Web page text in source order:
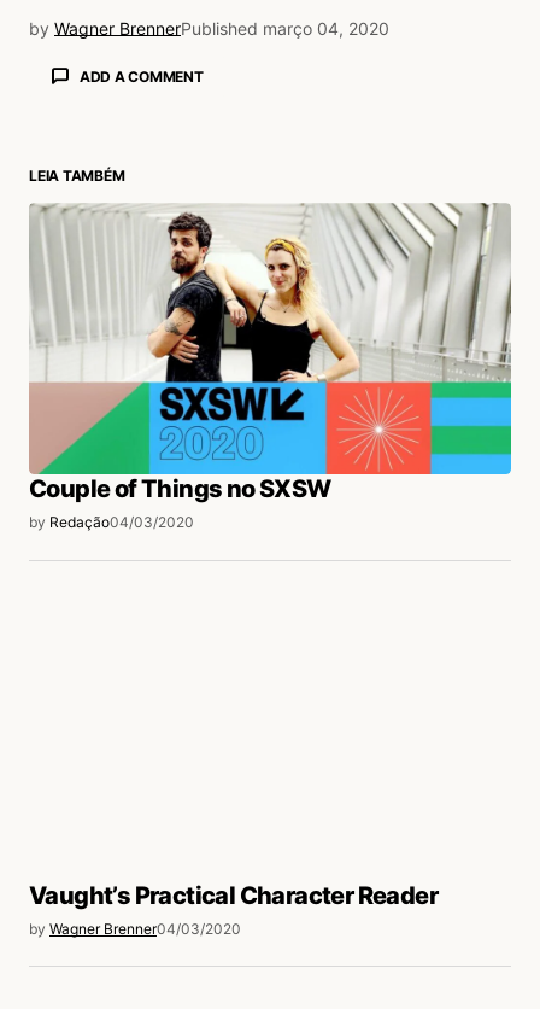
by Wagner BrennerPublished março 04, 2020
ADD A COMMENT
LEIA TAMBÉM
Couple of Things no SXSW
by Redação04/03/2020
Vaught’s Practical Character Reader
by Wagner Brenner04/03/2020